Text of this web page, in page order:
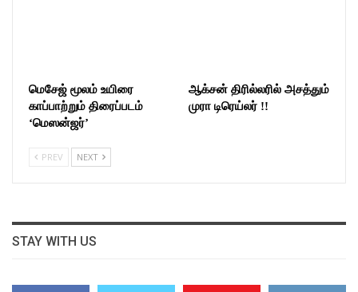
மெசேஜ் மூலம் உயிரை
காப்பாற்றும் திரைப்படம்
‘மெஸன்ஜர்’
ஆக்சன் திரில்லரில் அசத்தும்
முரா டிரெய்லர் !!
PREV NEXT
STAY WITH US